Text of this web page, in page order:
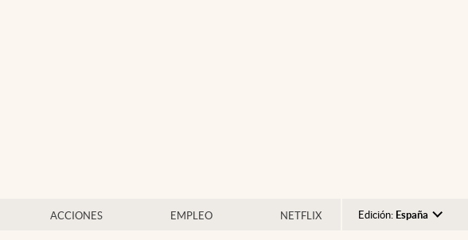
ACCIONES EMPLEO NETFLIX Edición: España